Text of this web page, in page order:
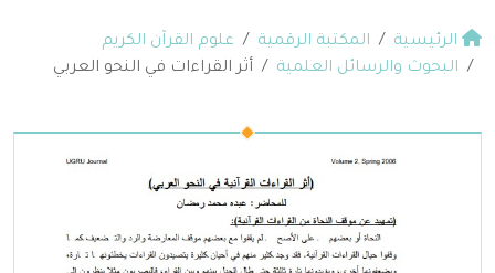
الرئيسية المكتبة الرقمية
علوم القرآن الكريم
البحوث والرسائل العلمية
أثر القراءات في النحو العربي